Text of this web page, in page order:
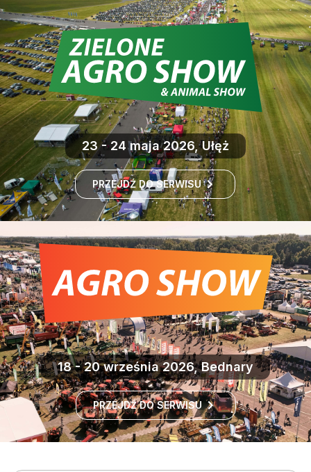
23 - 24 maja 2026, Ułęż
PRZEJDŹ DO SERWISU
18 - 20 września 2026, Bednary
PRZEJDŹ DO SERWISU